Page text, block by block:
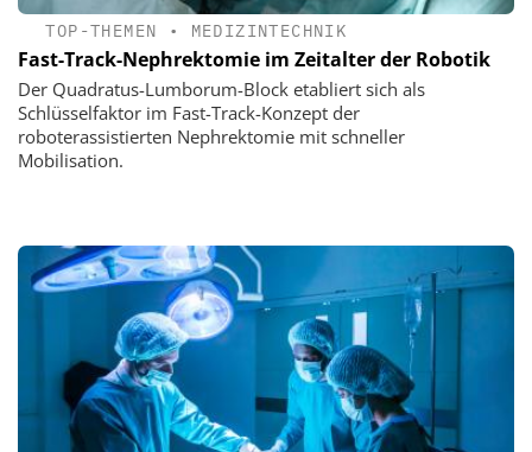
TOP-THEMEN • MEDIZINTECHNIK
Fast-Track-Nephrektomie im Zeitalter der Robotik
Der Quadratus-Lumborum-Block etabliert sich als
Schlüsselfaktor im Fast-Track-Konzept der
roboterassistierten Nephrektomie mit schneller
Mobilisation.